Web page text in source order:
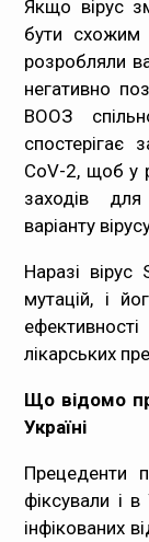
Якщо вірус
бути схожим
розробляли
негативно
ВООЗ
спостерігає
CoV-2, щоб у
заходів
варіанту
Наразі
мутацій, і
лікарських
Що відомо
Україні
Прецеденти
фіксували і в
інфікованих